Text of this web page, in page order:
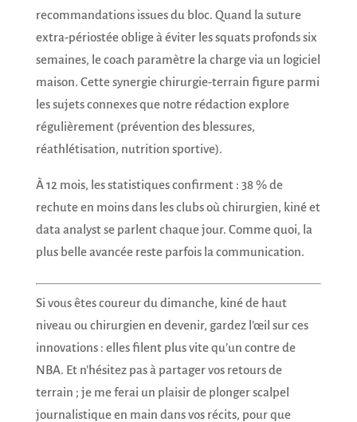
recommandations issues du bloc. Quand la suture
extra-périostée oblige à éviter les squats profonds six
semaines, le coach paramètre la charge via un logiciel
maison. Cette synergie chirurgie-terrain figure parmi
les sujets connexes que notre rédaction explore
régulièrement (prévention des blessures,
réathlétisation, nutrition sportive).
À 12 mois, les statistiques confirment : 38 % de
rechute en moins dans les clubs où chirurgien, kiné et
data analyst se parlent chaque jour. Comme quoi, la
plus belle avancée reste parfois la communication.
Si vous êtes coureur du dimanche, kiné de haut
niveau ou chirurgien en devenir, gardez l’œil sur ces
innovations : elles filent plus vite qu’un contre de
NBA. Et n’hésitez pas à partager vos retours de
terrain ; je me ferai un plaisir de plonger scalpel
journalistique en main dans vos récits, pour que